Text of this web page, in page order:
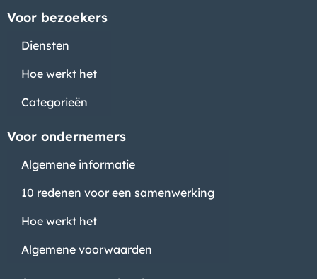
Voor bezoekers
Diensten
Hoe werkt het
Categorieën
Voor ondernemers
Algemene informatie
10 redenen voor een samenwerking
Hoe werkt het
Algemene voorwaarden